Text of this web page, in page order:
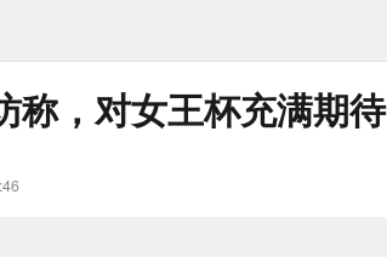
称，对女王杯充满期待